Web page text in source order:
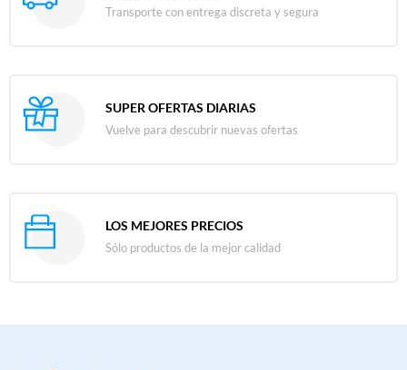
Transporte con entrega discreta y segura
SUPER OFERTAS DIARIAS
Vuelve para descubrir nuevas ofertas
LOS MEJORES PRECIOS
Sólo productos de la mejor calidad